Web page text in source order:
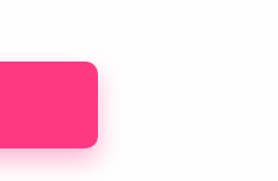
Montessori à
Les Écoles
Les
La Boutique